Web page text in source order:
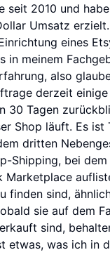
seit 2010 und
Umsatz
eines
in meinem
also
derzeit
30 Tagen
Shop läuft. Es
dritten
Shipping, bei
Marketplace
finden sind,
sie auf dem
sind,
etwas, was ich in